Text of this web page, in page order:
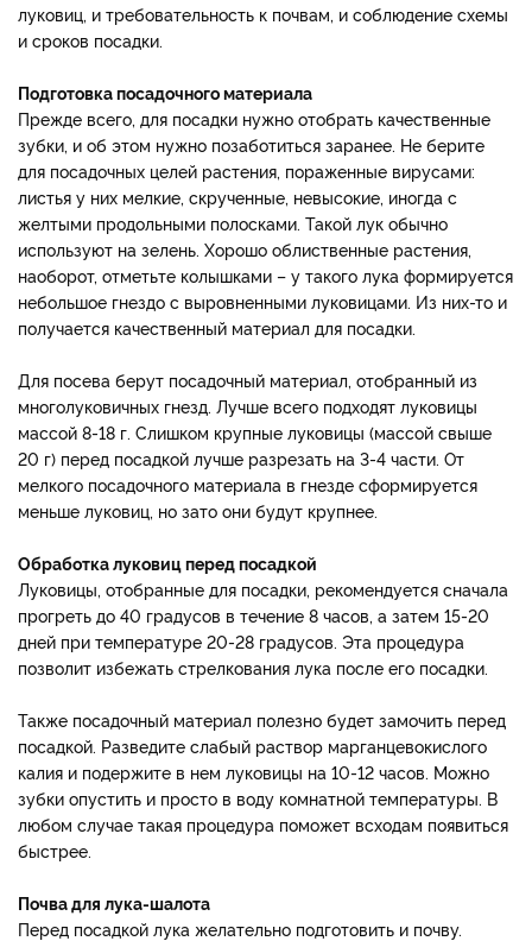
луковиц, и требовательность к почвам, и соблюдение схемы
и сроков посадки.
Подготовка посадочного материала
Прежде всего, для посадки нужно отобрать качественные
зубки, и об этом нужно позаботиться заранее. Не берите
для посадочных целей растения, пораженные вирусами:
листья у них мелкие, скрученные, невысокие, иногда с
желтыми продольными полосками. Такой лук обычно
используют на зелень. Хорошо облиственные растения,
наоборот, отметьте колышками – у такого лука формируется
небольшое гнездо с выровненными луковицами. Из них-то и
получается качественный материал для посадки.
Для посева берут посадочный материал, отобранный из
многолуковичных гнезд. Лучше всего подходят луковицы
массой 8-18 г. Слишком крупные луковицы (массой свыше
20 г) перед посадкой лучше разрезать на 3-4 части. От
мелкого посадочного материала в гнезде сформируется
меньше луковиц, но зато они будут крупнее.
Обработка луковиц перед посадкой
Луковицы, отобранные для посадки, рекомендуется сначала
прогреть до 40 градусов в течение 8 часов, а затем 15-20
дней при температуре 20-28 градусов. Эта процедура
позволит избежать стрелкования лука после его посадки.
Также посадочный материал полезно будет замочить перед
посадкой. Разведите слабый раствор марганцевокислого
калия и подержите в нем луковицы на 10-12 часов. Можно
зубки опустить и просто в воду комнатной температуры. В
любом случае такая процедура поможет всходам появиться
быстрее.
Почва для лука-шалота
Перед посадкой лука желательно подготовить и почву.